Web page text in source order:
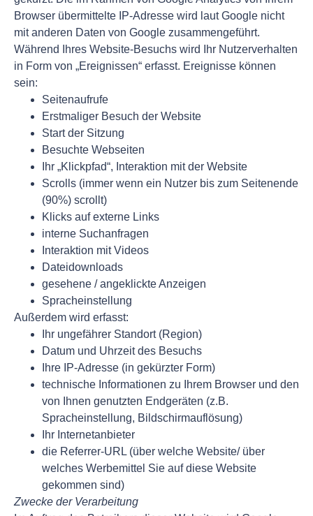
Browser übermittelte IP-Adresse wird laut Google nicht
mit anderen Daten von Google zusammengeführt.
Während Ihres Website-Besuchs wird Ihr Nutzerverhalten
in Form von „Ereignissen“ erfasst. Ereignisse können
sein:
Seitenaufrufe
Erstmaliger Besuch der Website
Start der Sitzung
Besuchte Webseiten
Ihr „Klickpfad“, Interaktion mit der Website
Scrolls (immer wenn ein Nutzer bis zum Seitenende
(90%) scrollt)
Klicks auf externe Links
interne Suchanfragen
Interaktion mit Videos
Dateidownloads
gesehene / angeklickte Anzeigen
Spracheinstellung
Außerdem wird erfasst:
Ihr ungefährer Standort (Region)
Datum und Uhrzeit des Besuchs
Ihre IP-Adresse (in gekürzter Form)
technische Informationen zu Ihrem Browser und den
von Ihnen genutzten Endgeräten (z.B.
Spracheinstellung, Bildschirmauflösung)
Ihr Internetanbieter
die Referrer-URL (über welche Website/ über
welches Werbemittel Sie auf diese Website
gekommen sind)
Zwecke der Verarbeitung